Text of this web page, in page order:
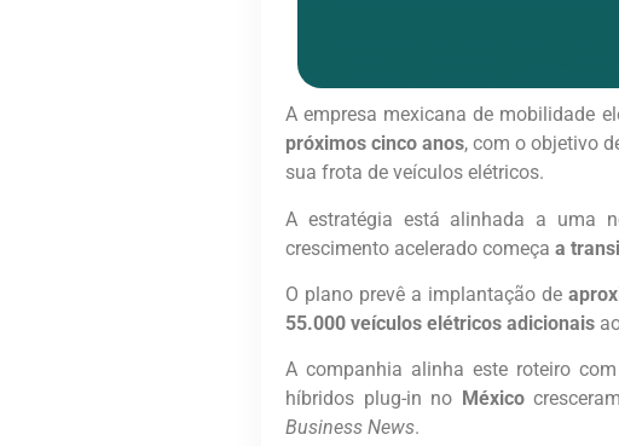
A empresa mexicana de mobilidade
próximos cinco anos, com o objetivo
sua frota de veículos elétricos.
A estratégia está alinhada a uma
crescimento acelerado começa a
O plano prevê a implantação de
55.000 veículos elétricos adicionais
A companhia alinha este roteiro
híbridos plug-in no México
Business News.